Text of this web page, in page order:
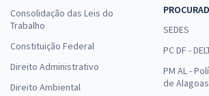
Consolidação das Leis do
Trabalho
Constituição Federal
Direito Administrativo
Direito Ambiental
SEDES
PC DF -
PM AL -
de Alagoas